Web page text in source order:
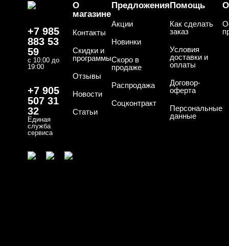
+7 985
883 53
59
с 10:00 до
19:00
+7 905
507 31
32
Единая
служба
сервиса
О
магазине
Контакты
Скидки и
программы
Отзывы
Новости
Статьи
Предложения
Акции
Новинки
Скоро в
продаже
Распродажа
Соцконтракт
Помощь
Как сделать
заказ
Условия
доставки и
оплаты
Договор-
оферта
Персональные
данные